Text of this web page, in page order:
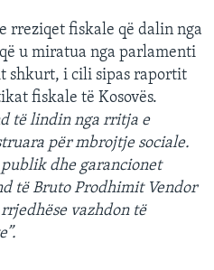
rreziqet fiskale që dalin nga
u miratua nga parlamenti
shkurt, i cili sipas raportit
fiskale të Kosovës.
të lindin nga rritja e
për mbrojtje sociale.
dhe garancionet
të Bruto Prodhimit Vendor
vazhdon të